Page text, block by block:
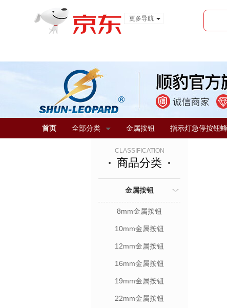
更多导航
首页 全部分类 金属按钮 指示灯急停按钮
CLASSIFICATION
商品分类
金属按钮
8mm金属按钮
10mm金属按钮
12mm金属按钮
16mm金属按钮
19mm金属按钮
22mm金属按钮